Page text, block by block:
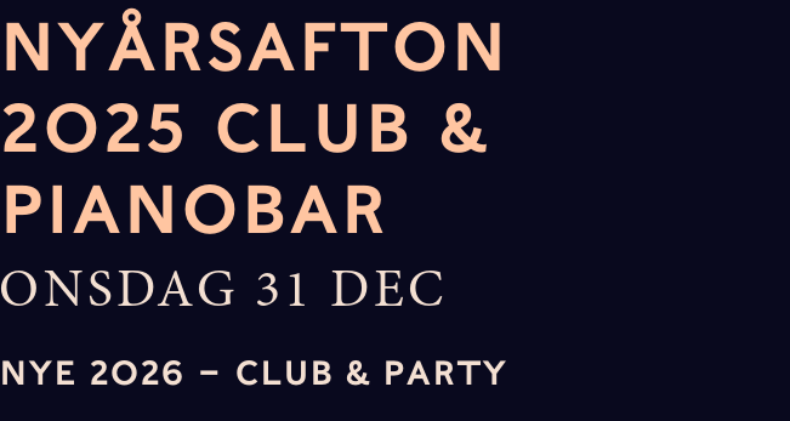
NYÅRSAFTON
2025 CLUB &
PIANOBAR
ONSDAG 31 DEC
NYE 2026 – CLUB & PARTY